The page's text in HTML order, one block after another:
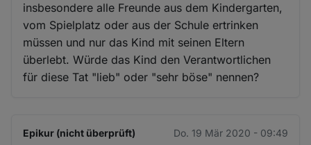
insbesondere alle Freunde aus dem Kindergarten,
vom Spielplatz oder aus der Schule ertrinken
müssen und nur das Kind mit seinen Eltern
überlebt. Würde das Kind den Verantwortlichen
für diese Tat "lieb" oder "sehr böse" nennen?
Epikur (nicht überprüft) Do. 19 Mär 2020 - 09:49